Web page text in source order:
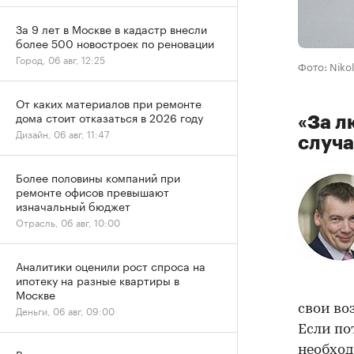
Фото:
«За
свои
Если
За 9 лет в Москве в кадастр внесли
более 500 новостроек по реновации
Город, 06 авг, 12:25
От каких материалов при ремонте
дома стоит отказаться в 2026 году
Дизайн, 06 авг, 11:47
Более половины компаний при
ремонте офисов превышают
изначальный бюджет
Отрасль, 06 авг, 10:00
Аналитики оценили рост спроса на
ипотеку на разные квартиры в
Москве
Деньги, 06 авг, 09:00